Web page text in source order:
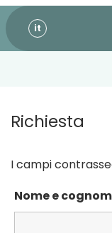
it
Richiesta
I campi
Nome e